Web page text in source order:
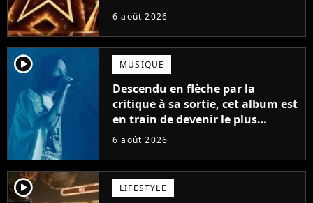
6 août 2026
player2 MUSIQUE
Descendu en flèche par la
critique à sa sortie, cet album est
en train de devenir le plus
populaire de son auteur
6 août 2026
player2 LIFESTYLE